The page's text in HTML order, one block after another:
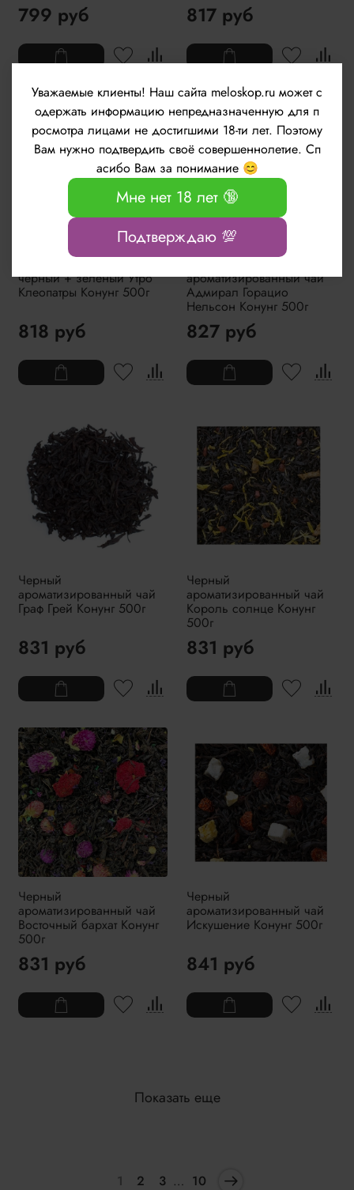
799 руб 817 руб
черный + зелёный Утро
Клеопатры Конунг 500г
818 руб
ароматизированный чай
Адмирал Горацио
Нельсон Конунг 500г
827 руб
Черный
ароматизированный чай
Граф Грей Конунг 500г
831 руб
Черный
ароматизированный чай
Король солнце Конунг
500г
831 руб
Черный
ароматизированный чай
Восточный бархат Конунг
500г
831 руб
Черный
ароматизированный чай
Искушение Конунг 500г
841 руб
Показать еще
1 2 3 … 10
Уважаемые клиенты! Наш сайта meloskop.ru может с
одержать информацию непредназначенную для п
росмотра лицами не достигшими 18-ти лет. Поэтому
Вам нужно подтвердить своё совершеннолетие. Сп
асибо Вам за понимание 😊
Мне нет 18 лет 🔞
Подтверждаю 💯